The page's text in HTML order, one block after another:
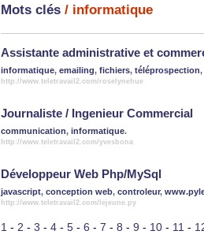
Mots clés / informatique
Assistante administrative et
informatique, emailing, fichiers, téléprospection,
http://www.teletravail2.com/roselynehue
Journaliste / Ingenieur Commercial
communication, informatique.
http://www.teletravail2.com/yvesbona
Développeur Web Php/MySql
javascript, conception web, controleur,
http://www.teletravail2.com/lejeune.py
1 - 2 - 3 - 4 - 5 - 6 - 7 - 8 - 9 - 10 - 11 -